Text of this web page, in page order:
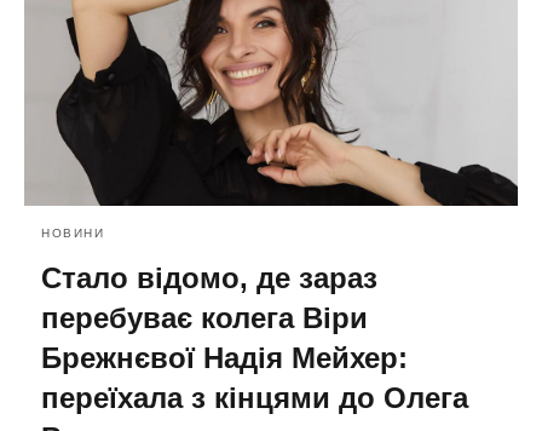
НОВИНИ
Стало відомо, де зараз
перебуває колега Віри
Брежнєвої Надія Мейхер:
переїхала з кінцями до Олега